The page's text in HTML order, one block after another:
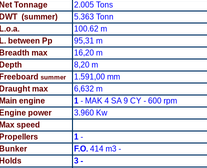
Net Tonnage
2.005 Tons
DWT (summer)
5.363 Tonn
L.o.a. 100.62 m
L. between Pp
95,31 m
Breadth max
16,20 m
Depth
8,20 m
Freeboard summer
1.591,00 mm
Draught max
6,632 m
Main engine 1 - MAK 4 SA 9 CY - 600 rpm
Engine power
3.960 Kw
Max speed
Propellers 1 -
Bunker F.O. 414 m3 -
Holds
3 -